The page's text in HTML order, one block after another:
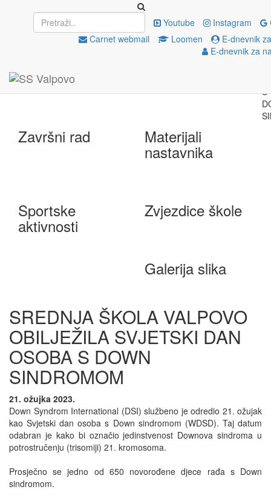
Youtube Instagram
Carnet webmail
Loomen
E-dnevnik
E-dnevnik za
Upisi EU projekti
e-Škole
Završni rad Materijali
nastavnika
Sportske
aktivnosti
Zvjezdice škole
Galerija slika
SREDNJA ŠKOLA VALPOVO
OBILJEŽILA SVJETSKI DAN
OSOBA S DOWN
SINDROMOM
21. ožujka 2023.
Down Syndrom International (DSI) službeno je odredio 21. ožujak
kao Svjetski dan osoba s Down sindromom (WDSD). Taj datum
odabran je kako bi označio jedinstvenost Downova sindroma u
potrostručenju (trisomiji) 21. kromosoma.
Prosječno se jedno od 650 novorođene djece rađa s Down
sindromom.